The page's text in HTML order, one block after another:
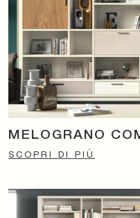
MELOGRANO
SCOPRI DI PIÙ